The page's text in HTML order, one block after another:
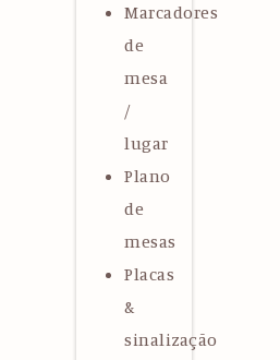
Marcadores
de
mesa
/
lugar
Plano
de
mesas
Placas
&
sinalização